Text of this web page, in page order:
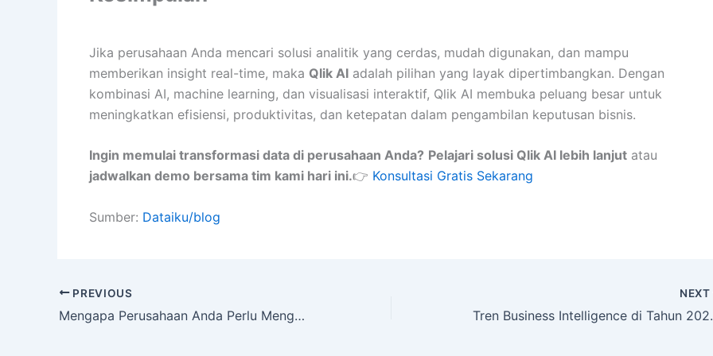
Jika perusahaan Anda mencari solusi analitik yang cerdas, mudah digunakan, dan mampu
memberikan insight real-time, maka Qlik AI adalah pilihan yang layak dipertimbangkan. Dengan
kombinasi AI, machine learning, dan visualisasi interaktif, Qlik AI membuka peluang besar untuk
meningkatkan efisiensi, produktivitas, dan ketepatan dalam pengambilan keputusan bisnis.
Ingin memulai transformasi data di perusahaan Anda? Pelajari solusi Qlik AI lebih lanjut atau
jadwalkan demo bersama tim kami hari ini.👉 Konsultasi Gratis Sekarang
Sumber: Dataiku/blog
PREVIOUS
Mengapa Perusahaan Anda Perlu Mengadopsi Hasura?
NEXT
Tren Business